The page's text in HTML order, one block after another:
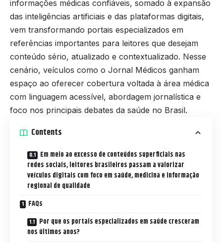
informações médicas confiáveis, somado à expansão
das inteligências artificiais e das plataformas digitais,
vem transformando portais especializados em
referências importantes para leitores que desejam
conteúdo sério, atualizado e contextualizado. Nesse
cenário, veículos como o Jornal Médicos ganham
espaço ao oferecer cobertura voltada à área médica
com linguagem acessível, abordagem jornalística e
foco nos principais debates da saúde no Brasil.
Contents
Em meio ao excesso de conteúdos superficiais nas
redes sociais, leitores brasileiros passam a valorizar
veículos digitais com foco em saúde, medicina e informação
regional de qualidade
FAQs
Por que os portais especializados em saúde cresceram
nos últimos anos?